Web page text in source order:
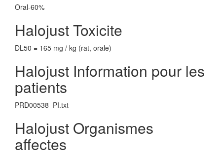
Oral-60%
Halojust Toxicite
DL50 = 165 mg / kg (rat, orale)
Halojust Information pour les
patients
PRD00538_PI.txt
Halojust Organismes
affectes